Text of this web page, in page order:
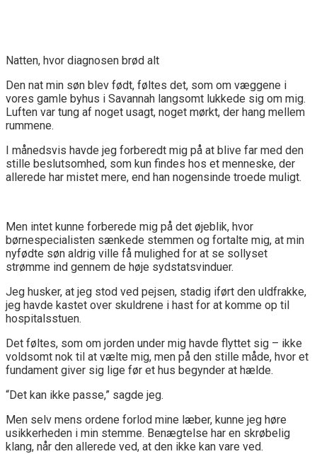
Natten, hvor diagnosen brød alt
Den nat min søn blev født, føltes det, som om væggene i
vores gamle byhus i Savannah langsomt lukkede sig om mig.
Luften var tung af noget usagt, noget mørkt, der hang mellem
rummene.
I månedsvis havde jeg forberedt mig på at blive far med den
stille beslutsomhed, som kun findes hos et menneske, der
allerede har mistet mere, end han nogensinde troede muligt.
Men intet kunne forberede mig på det øjeblik, hvor
børnespecialisten sænkede stemmen og fortalte mig, at min
nyfødte søn aldrig ville få mulighed for at se sollyset
strømme ind gennem de høje sydstatsvinduer.
Jeg husker, at jeg stod ved pejsen, stadig iført den uldfrakke,
jeg havde kastet over skuldrene i hast for at komme op til
hospitalsstuen.
Det føltes, som om jorden under mig havde flyttet sig – ikke
voldsomt nok til at vælte mig, men på den stille måde, hvor et
fundament giver sig lige før et hus begynder at hælde.
“Det kan ikke passe,” sagde jeg.
Men selv mens ordene forlod mine læber, kunne jeg høre
usikkerheden i min stemme. Benægtelse har en skrøbelig
klang, når den allerede ved, at den ikke kan vare ved.